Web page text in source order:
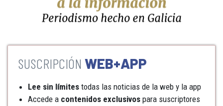
WEB+APP
Lee sin límites todas las noticias de la web y la app
Accede a contenidos exclusivos para suscriptores